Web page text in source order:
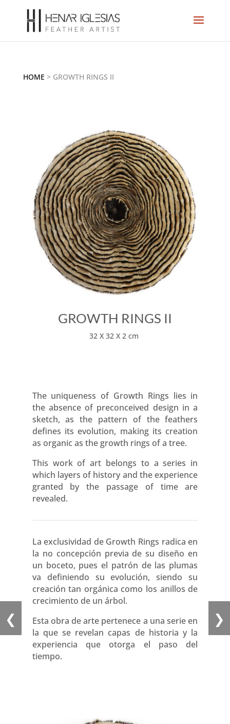
HOME > GROWTH RINGS II
GROWTH RINGS II
32 X 32 X 2 cm
The uniqueness of Growth Rings lies in
the absence of preconceived design in a
sketch, as the pattern of the feathers
defines its evolution, making its creation
as organic as the growth rings of a tree.
This work of art belongs to a series in
which layers of history and the experience
granted by the passage of time are
revealed.
La exclusividad de Growth Rings radica en
la no concepción previa de su diseño en
un boceto, pues el patrón de las plumas
va definiendo su evolución, siendo su
creación tan orgánica como los anillos de
crecimiento de un árbol.
Esta obra de arte pertenece a una serie en
la que se revelan capas de historia y la
experiencia que otorga el paso del
tiempo.
❯
❮